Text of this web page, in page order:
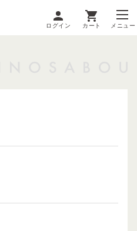
ログイン カート メニュー